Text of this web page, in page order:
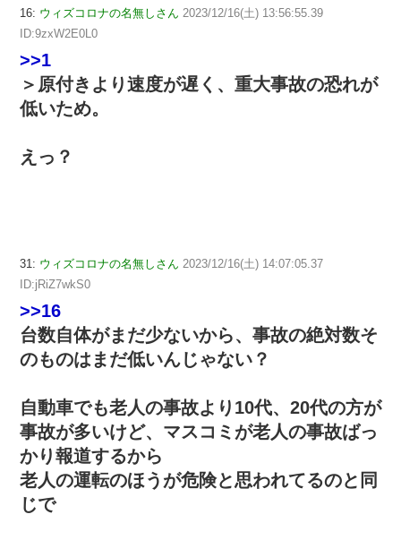
16: ウィズコロナの名無しさん 2023/12/16(土) 13:56:55.39
ID:9zxW2E0L0
>>1
＞原付きより速度が遅く、重大事故の恐れが
低いため。
えっ？
31: ウィズコロナの名無しさん 2023/12/16(土) 14:07:05.37
ID:jRiZ7wkS0
>>16
台数自体がまだ少ないから、事故の絶対数そ
のものはまだ低いんじゃない？
自動車でも老人の事故より10代、20代の方が
事故が多いけど、マスコミが老人の事故ばっ
かり報道するから
老人の運転のほうが危険と思われてるのと同
じで